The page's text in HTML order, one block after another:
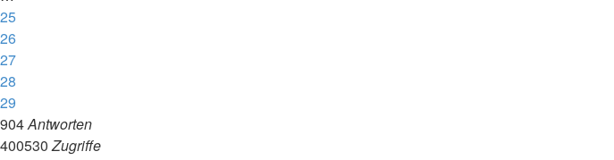
25
26
27
28
29
904Antworten
400530Zugriffe